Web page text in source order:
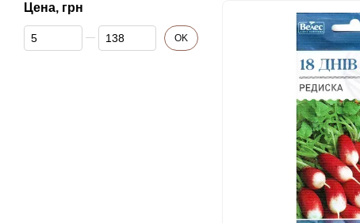
Цена, грн
От Цена, грн
До Цена, грн OK